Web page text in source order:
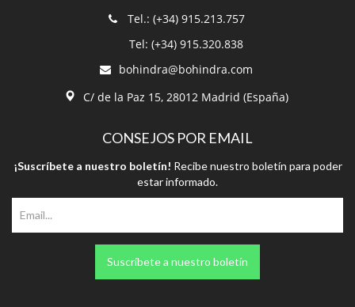
Tel.: (+34) 915.213.757
Tel: (+34) 915.320.838
bohindra@bohindra.com
C/ de la Paz 15, 28012 Madrid (España)
CONSEJOS POR EMAIL
¡Suscríbete a nuestro boletín! Recibe nuestro boletín para poder
estar informado.
Suscríbete a nuestro boletín